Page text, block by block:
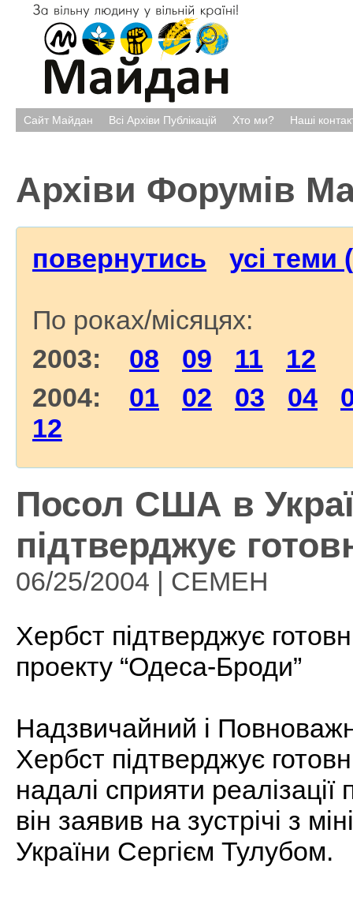
Сайт Майдан Всі Архіви Публікацій Хто ми? Наші
Архіви Форумів
повернутись усі теми
По роках/місяцях:
2003: 08 09 11
12
2004: 01 02 03 04
12
Посол США в
підтверджує
06/25/2004 | СЕМЕН
Хербст підтверджує
проекту “Одеса-Броди”
Надзвичайний і
Хербст підтверджує
надалі сприяти
він заявив на зустрічі з
України Сергієм Тулубом.